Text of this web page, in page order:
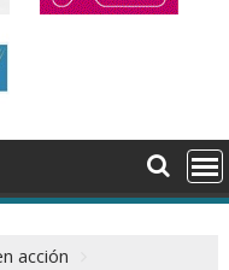
acción